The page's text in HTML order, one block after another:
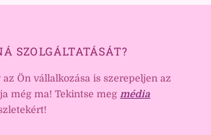
SZOLGÁLTATÁSÁT?
Ön vállalkozása is szerepeljen az
még ma! Tekintse megmédia